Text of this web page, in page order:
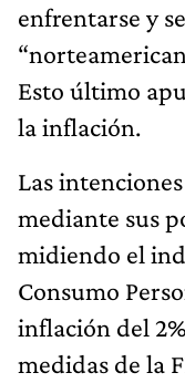
enfrentarse y
Esto último
la inflación.
Las
mediante sus
midiendo el
Consumo
inflación del
medidas de la